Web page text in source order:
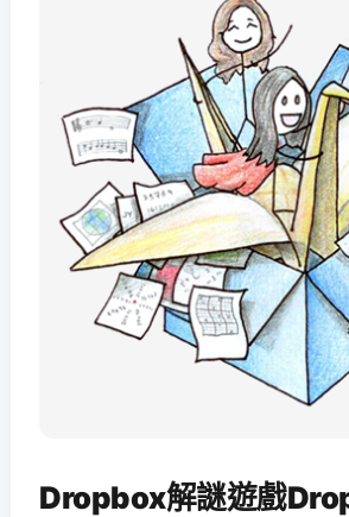
Dropbox解謎遊戲